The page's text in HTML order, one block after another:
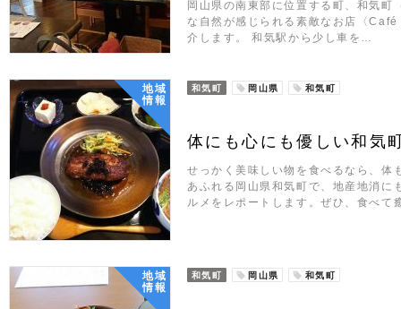
岡山県の南東部に位置する町、和気
な自然が感じられる素敵なお店〈
介します。 和気駅から少し車を…
地域
情報
和気町 岡山県 和気町
体にも心にも優しい和気
せっかく美味しい物を食べるなら、体
あふれる岡山県和気町で、地産地消に
ルメをレポートします。ぜひ、食べ
地域
情報
和気町 岡山県 和気町